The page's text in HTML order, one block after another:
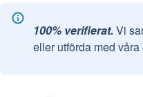
100% verifierat. Vi
eller utförda med